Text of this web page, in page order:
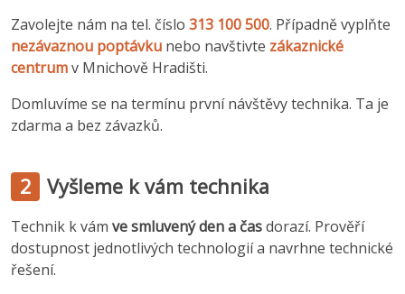
Zavolejte nám na tel. číslo 313 100 500. Případně vyplňte
nezávaznou poptávku nebo navštivte zákaznické
centrumv Mnichově Hradišti.
Domluvíme se na termínu první návštěvy technika. Ta je
zdarma a bez závazků.
2 Vyšleme k vám technika
Technik k vám ve smluvený den a časdorazí. Prověří
dostupnost jednotlivých technologií a navrhne technické
řešení.